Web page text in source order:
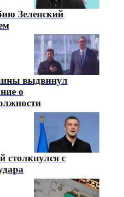
Зеленский
выдвинул
о
столкнулся с